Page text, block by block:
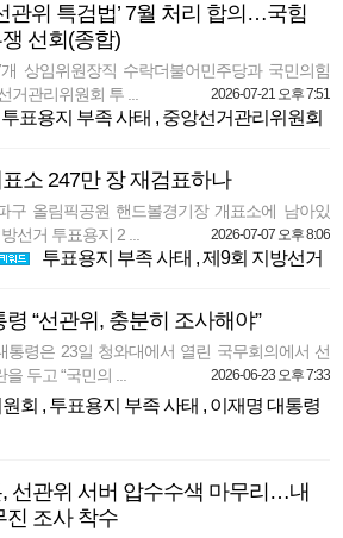
관위 특검법’ 7월 처리 합의…국힘
선회(종합)
상임위원장직 수락더불어민주당과 국민의힘
거관리위원회 투 ...
2026-07-21 오후 7:51
투표용지 부족 사태 , 중앙선거관리위원회
소 247만 장 재검표하나
구 올림픽공원 핸드볼경기장 개표소에 남아있
선거 투표용지 2 ...
2026-07-07 오후 8:06
투표용지 부족 사태 ,제9회 지방선거
령 “선관위, 충분히 조사해야”
통령은 23일 청와대에서 열린 국무회의에서 선
두고 “국민의 ...
2026-06-23 오후 7:33
회 , 투표용지 부족 사태 , 이재명 대통령
선관위 서버 압수수색 마무리…내
진 조사 착수